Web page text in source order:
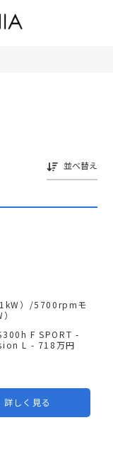
並べ替え
）/5700rpmモ
F SPORT -
L - 718万円
詳しく見る